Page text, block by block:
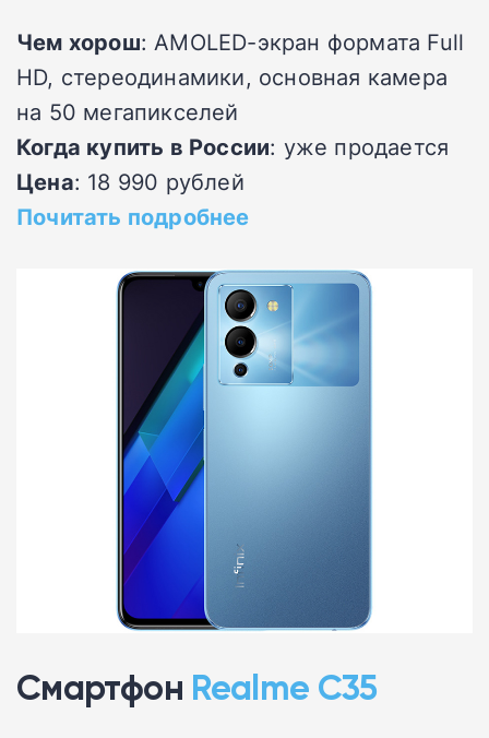
Чем хорош: AMOLED-экран формата Full
HD, стереодинамики, основная камера
на 50 мегапикселей
Когда купить в России: уже продается
Цена: 18 990 рублей
Почитать подробнее
Смартфон Realme C35